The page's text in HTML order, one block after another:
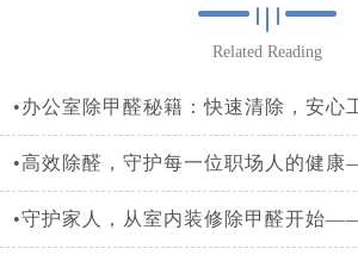
Related Reading
•办公室除甲醛秘籍：快速清除，安心
•守护家人，从室内装修除甲醛开始